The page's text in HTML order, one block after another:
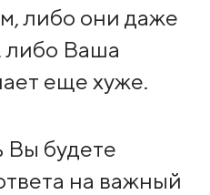
либо они даже
либо Ваша
еще хуже.
Вы будете
на важный